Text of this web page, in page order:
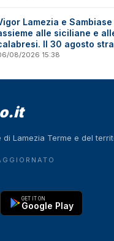
Lamezia e
alle siciliane e
Il 30 agosto
Italia
08/2026 15:38
Lamezia Terme e del
GET IT ON
Google Play